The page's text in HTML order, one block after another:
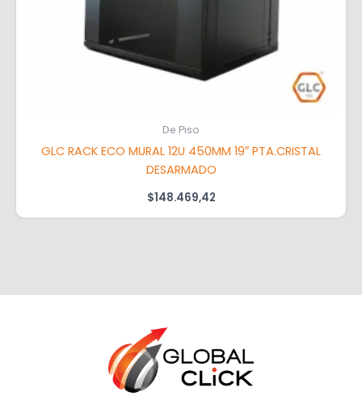
De Piso
GLC RACK ECO MURAL 12U 450MM 19″ PTA.CRISTAL
DESARMADO
$148.469,42